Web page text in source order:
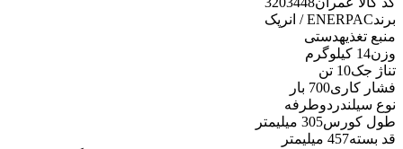
برندENERPAC / انرپک
منبع تغذیهدستی
وزن14 کیلوگرم
تناژ جک10 تن
فشار کاری700 بار
نوع سیلندر دوطرفه
طول کورس305 میلیمتر
قد بسته457 میلیمتر